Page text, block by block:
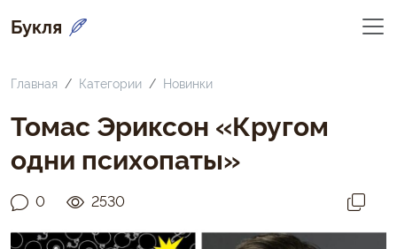
Букля
Главная Категории Новинки
Томас Эриксон «Кругом
одни психопаты»
0 2530